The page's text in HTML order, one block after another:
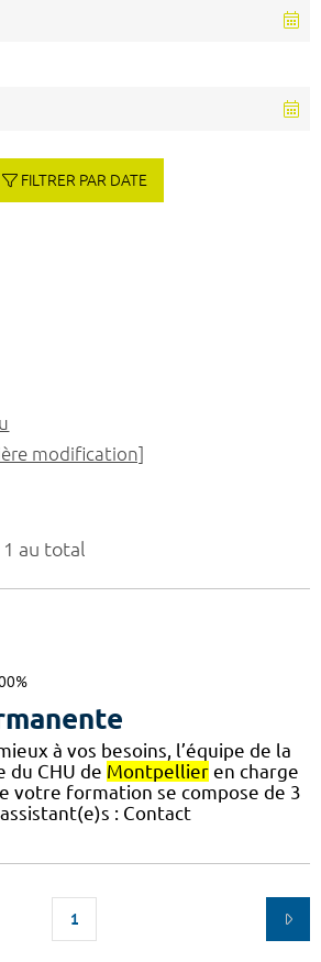
1 au total
à vos besoins, l’équipe de la
CHU de Montpellier en charge
votre formation se compose de 3
: Contact
1
FILTRER PAR DATE
modification]